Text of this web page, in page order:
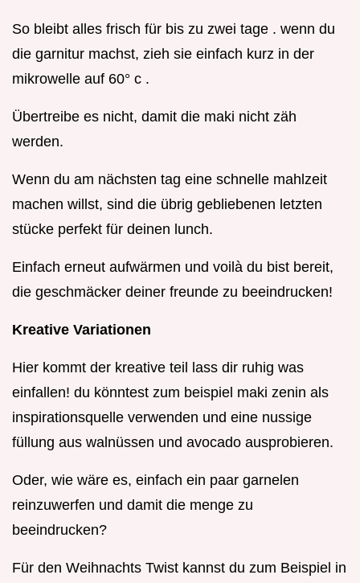
So bleibt alles frisch für bis zu zwei tage . wenn du
die garnitur machst, zieh sie einfach kurz in der
mikrowelle auf 60° c .
Übertreibe es nicht, damit die maki nicht zäh
werden.
Wenn du am nächsten tag eine schnelle mahlzeit
machen willst, sind die übrig gebliebenen letzten
stücke perfekt für deinen lunch.
Einfach erneut aufwärmen und voilà du bist bereit,
die geschmäcker deiner freunde zu beeindrucken!
Kreative Variationen
Hier kommt der kreative teil lass dir ruhig was
einfallen! du könntest zum beispiel maki zenin als
inspirationsquelle verwenden und eine nussige
füllung aus walnüssen und avocado ausprobieren.
Oder, wie wäre es, einfach ein paar garnelen
reinzuwerfen und damit die menge zu
beeindrucken?
Für den Weihnachts Twist kannst du zum Beispiel in